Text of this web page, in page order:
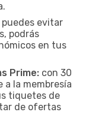
puedes evitar
podrás
en tus
Prime: con 30
la membresía
tiquetes de
de ofertas